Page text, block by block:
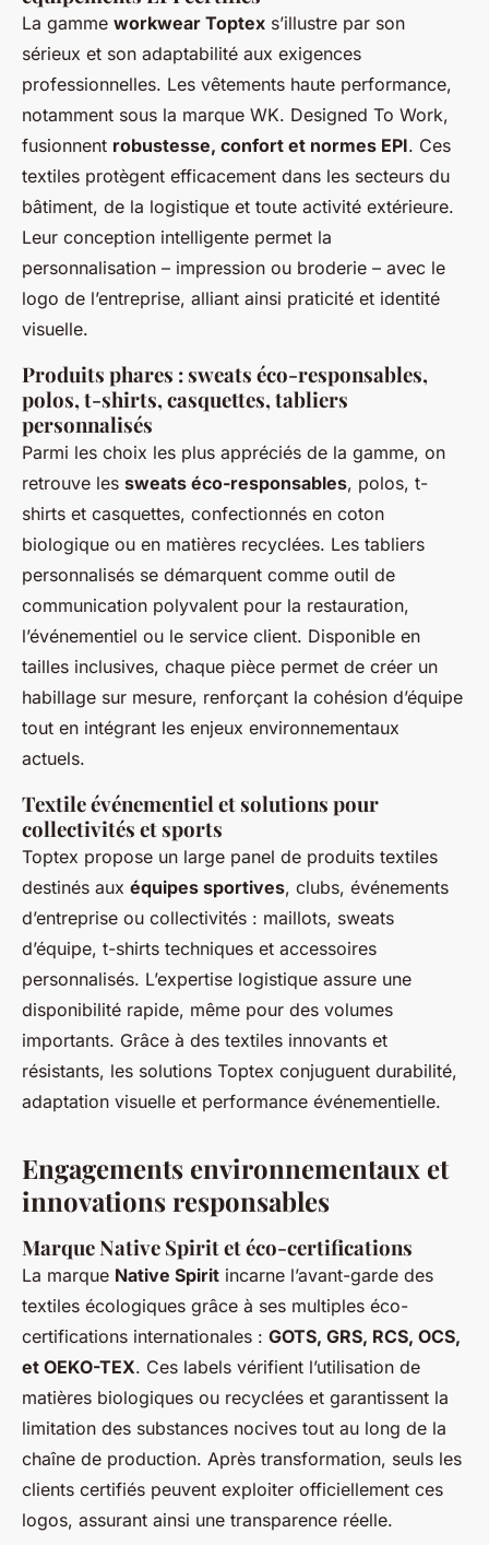
La gamme workwear Toptex s’illustre par son
sérieux et son adaptabilité aux exigences
professionnelles. Les vêtements haute performance,
notamment sous la marque WK. Designed To Work,
fusionnent robustesse, confort et normes EPI. Ces
textiles protègent efficacement dans les secteurs du
bâtiment, de la logistique et toute activité extérieure.
Leur conception intelligente permet la
personnalisation – impression ou broderie – avec le
logo de l’entreprise, alliant ainsi praticité et identité
visuelle.
Produits phares : sweats éco-responsables,
polos, t-shirts, casquettes, tabliers
personnalisés
Parmi les choix les plus appréciés de la gamme, on
retrouve les sweats éco-responsables, polos, t-
shirts et casquettes, confectionnés en coton
biologique ou en matières recyclées. Les tabliers
personnalisés se démarquent comme outil de
communication polyvalent pour la restauration,
l’événementiel ou le service client. Disponible en
tailles inclusives, chaque pièce permet de créer un
habillage sur mesure, renforçant la cohésion d’équipe
tout en intégrant les enjeux environnementaux
actuels.
Textile événementiel et solutions pour
collectivités et sports
Toptex propose un large panel de produits textiles
destinés aux équipes sportives, clubs, événements
d’entreprise ou collectivités : maillots, sweats
d’équipe, t-shirts techniques et accessoires
personnalisés. L’expertise logistique assure une
disponibilité rapide, même pour des volumes
importants. Grâce à des textiles innovants et
résistants, les solutions Toptex conjuguent durabilité,
adaptation visuelle et performance événementielle.
Engagements environnementaux et
innovations responsables
Marque Native Spirit et éco-certifications
La marque Native Spirit incarne l’avant-garde des
textiles écologiques grâce à ses multiples éco-
certifications internationales : GOTS, GRS, RCS, OCS,
et OEKO-TEX. Ces labels vérifient l’utilisation de
matières biologiques ou recyclées et garantissent la
limitation des substances nocives tout au long de la
chaîne de production. Après transformation, seuls les
clients certifiés peuvent exploiter officiellement ces
logos, assurant ainsi une transparence réelle.